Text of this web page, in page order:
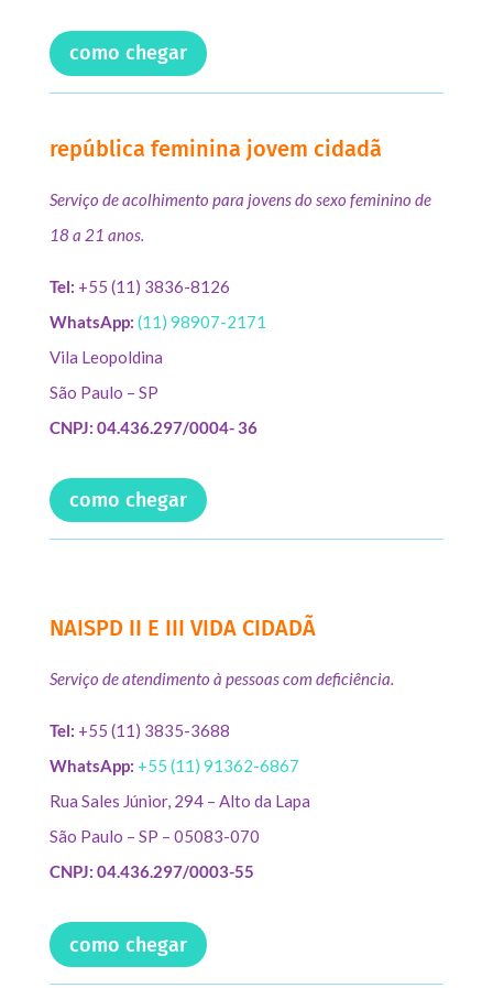
como chegar
república feminina jovem cidadã
Serviço de acolhimento para jovens do sexo feminino de
18 a 21 anos.
Tel: +55 (11) 3836-8126
WhatsApp: (11) 98907-2171
Vila Leopoldina
São Paulo – SP
CNPJ: 04.436.297/0004- 36
como chegar
NAISPD II E III VIDA CIDADÃ
Serviço de atendimento à pessoas com deficiência.
Tel: +55 (11) 3835-3688
WhatsApp: +55 (11) 91362-6867
Rua Sales Júnior, 294 – Alto da Lapa
São Paulo – SP – 05083-070
CNPJ: 04.436.297/0003-55
como chegar